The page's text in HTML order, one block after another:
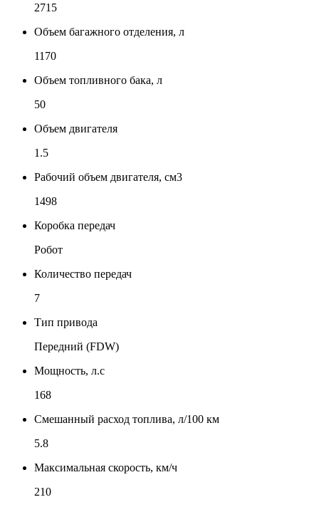
2715
Объем багажного отделения, л
1170
Объем топливного бака, л
50
Объем двигателя
1.5
Рабочий объем двигателя, см3
1498
Коробка передач
Робот
Количество передач
7
Тип привода
Передний (FDW)
Мощность, л.с
168
Смешанный расход топлива, л/100 км
5.8
Максимальная скорость, км/ч
210